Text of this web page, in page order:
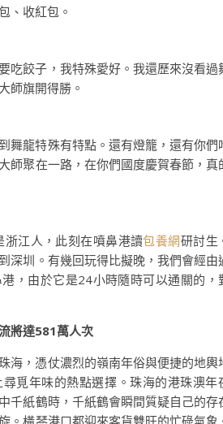
、收紅包。
吃餃子，我特殊愛好。我還歷來沒看過
師旗開得勝。
舞龍特殊有特點。還有燈籠，還有你們
師聚在一路，在你們國度慶賀春節，真
江人，此刻在噴鼻港讀包養網研討生
深圳。有幾回玩得比擬晚，我們會經由
，由於它是24小時隨時可以通關的，
將達581萬人次
海，憑仗濃烈的嶺南年俗與便捷的地輿
覓年味的熱點選擇。珠海的港珠澳年
千紙鶴時，千紙鶴會瞬間質疑自己的存